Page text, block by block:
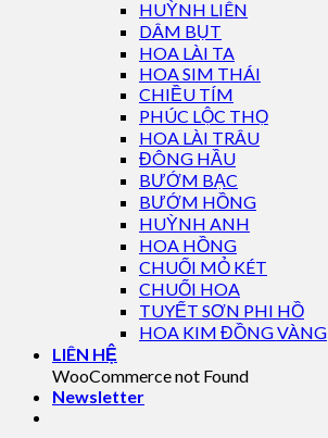
HUỲNH LIÊN
DÂM BỤT
HOA LÀI TA
HOA SIM THÁI
CHIỀU TÍM
PHÚC LỘC THỌ
HOA LÀI TRÂU
ĐÔNG HẦU
BƯỚM BẠC
BƯỚM HỒNG
HUỲNH ANH
HOA HỒNG
CHUỐI MỎ KÉT
CHUỐI HOA
TUYẾT SƠN PHI HỒ
HOA KIM ĐỒNG VÀNG
LIÊN HỆ
WooCommerce not Found
Newsletter